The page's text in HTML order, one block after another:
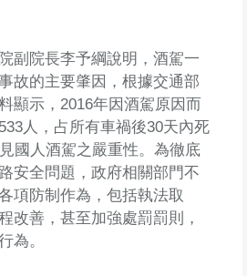
副院長李予綱說明，酒駕一
故的主要肇因，根據交通部
顯示，2016年因酒駕原因而
人，占所有車禍後30天內死
國人酒駕之嚴重性。為徹底
安全問題，政府相關部門不
項防制作為，包括執法取
改善，甚至加強處罰罰則，
為。